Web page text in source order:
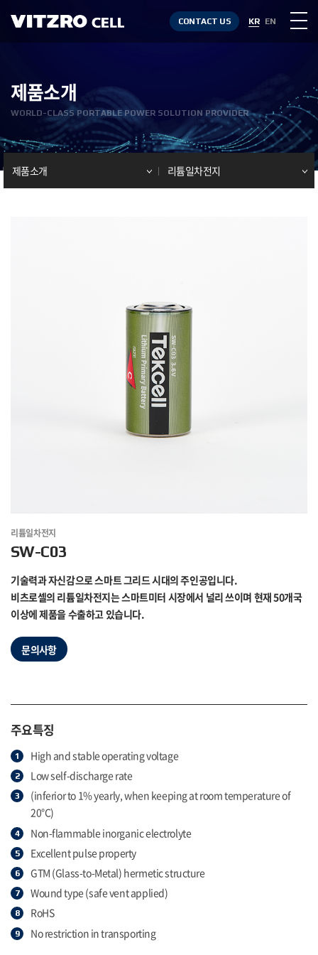
CONTACT US KR EN
제품소개
WORLD-CLASS PORTABLE POWER SOLUTION PROVIDER
제품소개 리튬일차전지
리튬일차전지
SW-C03
기술력과 자신감으로 스마트 그리드 시대의 주인공입니다.
비츠로셀의 리튬일차전지는 스마트미터 시장에서 널리 쓰이며 현재 50개국
이상에 제품을 수출하고 있습니다.
문의사항
주요특징
High and stable operating voltage
Low self-discharge rate
(inferior to 1% yearly, when keeping at room temperature of
20°C)
Non-flammable inorganic electrolyte
Excellent pulse property
GTM (Glass-to-Metal) hermetic structure
Wound type (safe vent applied)
RoHS
No restriction in transporting